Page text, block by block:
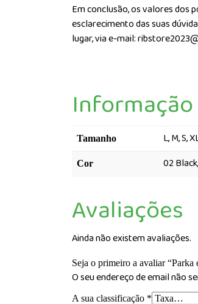
Em conclusão, os valores dos
esclarecimento das suas
lugar, via e-mail:
Tamanho L, M, S,
Cor 02
Avaliações
Ainda não existem avaliações.
Seja o primeiro a avaliar
O seu endereço de email não
A sua classificação *